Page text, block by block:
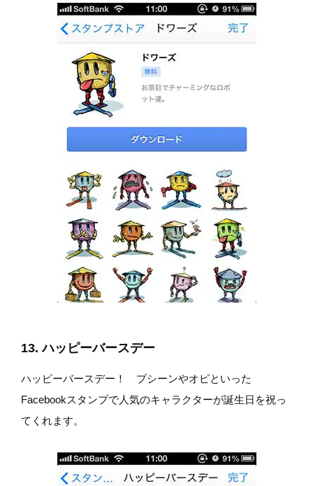
13. ハッピーバースデー
ハッピーバースデー！ プシーンやオピといった
Facebookスタンプで人気のキャラクターが誕生日を祝っ
てくれます。